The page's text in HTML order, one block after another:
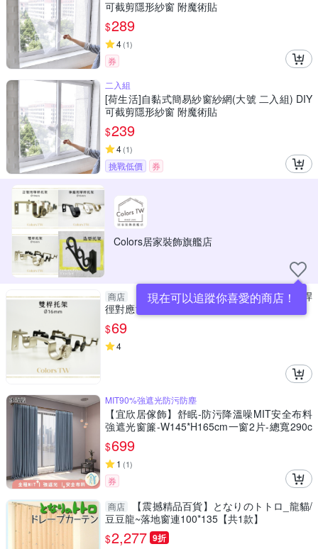
可截剪隱形紗窗 附魔術貼
$289
4(1)
券
二入組
[荷生活]自黏式簡易紗窗紗網(大號 二入組) DIY
可截剪隱形紗窗 附魔術貼
$239
4(1)
挑戰低價 券
Colors居家裝飾旗艦店
現在可以追蹤你喜愛的商店！
商店
【托架】雙桿窗簾桿 專用托架 1支入 桿
徑對應16mm 配件 五金用品
$69
4
MIT90%強遮光防污防塵
【宜欣居傢飾】舒眠-防污降溫噪MIT安全布料
強遮光窗簾-W145*H165cm一窗2片-總寬290c
m(窗簾/拉簾/門簾/隔間/除舊佈新)
$699
1 (1)
券
商店
【震撼精品百貨】となりのトトロ_龍貓/
豆豆龍~落地窗連100*135【共1款】
$2,277 9折